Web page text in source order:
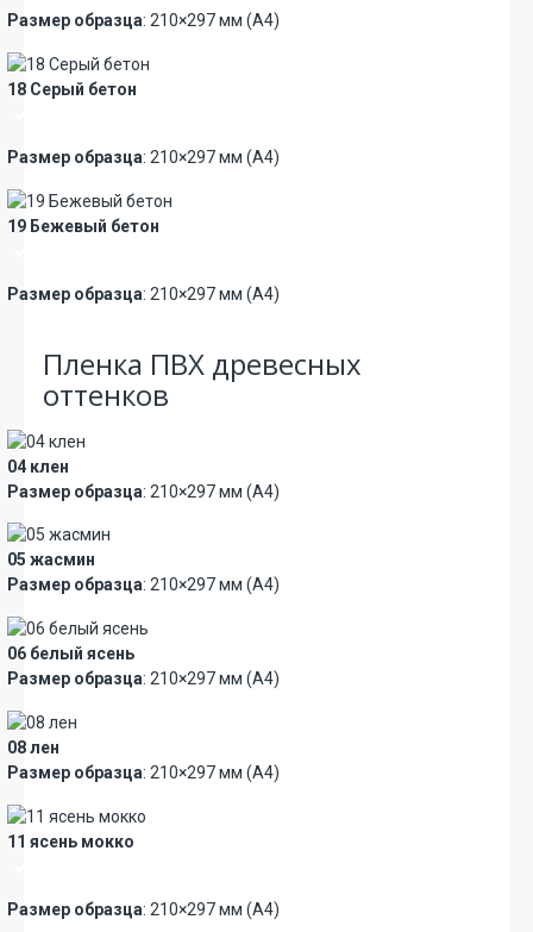
Размер образца: 210×297 мм (А4)
18 Серый бетон
Размер образца: 210×297 мм (А4)
19 Бежевый бетон
Размер образца: 210×297 мм (А4)
Пленка ПВХ древесных
оттенков
04 клен
Размер образца: 210×297 мм (А4)
05 жасмин
Размер образца: 210×297 мм (А4)
06 белый ясень
Размер образца: 210×297 мм (А4)
08 лен
Размер образца: 210×297 мм (А4)
11 ясень мокко
Размер образца: 210×297 мм (А4)